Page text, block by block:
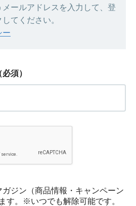
メールアドレスを入力して、登
てください。
ー
必須）
ジン（商品情報・キャンペーン
す。※いつでも解除可能です。